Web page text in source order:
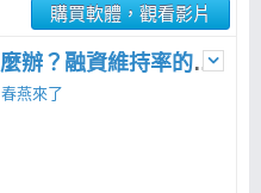
購買軟體，觀看影片
大盤重挫，被套牢了該怎麼辦？融資維持率的風險管理 | 2026.07.29 免費語音直播
春燕來了